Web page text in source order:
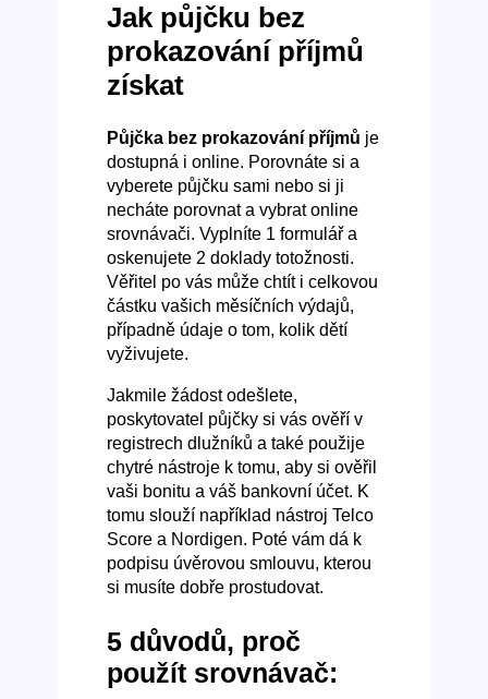
Jak půjčku bez
prokazování příjmů
získat
Půjčka bez prokazování příjmů je
dostupná i online. Porovnáte si a
vyberete půjčku sami nebo si ji
necháte porovnat a vybrat online
srovnávači. Vyplníte 1 formulář a
oskenujete 2 doklady totožnosti.
Věřitel po vás může chtít i celkovou
částku vašich měsíčních výdajů,
případně údaje o tom, kolik dětí
vyživujete.
Jakmile žádost odešlete,
poskytovatel půjčky si vás ověří v
registrech dlužníků a také použije
chytré nástroje k tomu, aby si ověřil
vaši bonitu a váš bankovní účet. K
tomu slouží například nástroj Telco
Score a Nordigen. Poté vám dá k
podpisu úvěrovou smlouvu, kterou
si musíte dobře prostudovat.
5 důvodů, proč
použít srovnávač: